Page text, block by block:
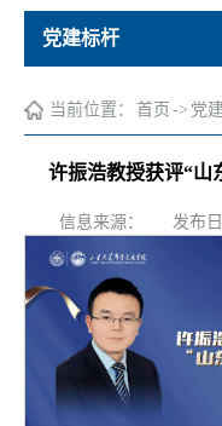
党建标杆
当前位置： 首页 -> 党
许振浩教授获评“山
信息来源： 发布